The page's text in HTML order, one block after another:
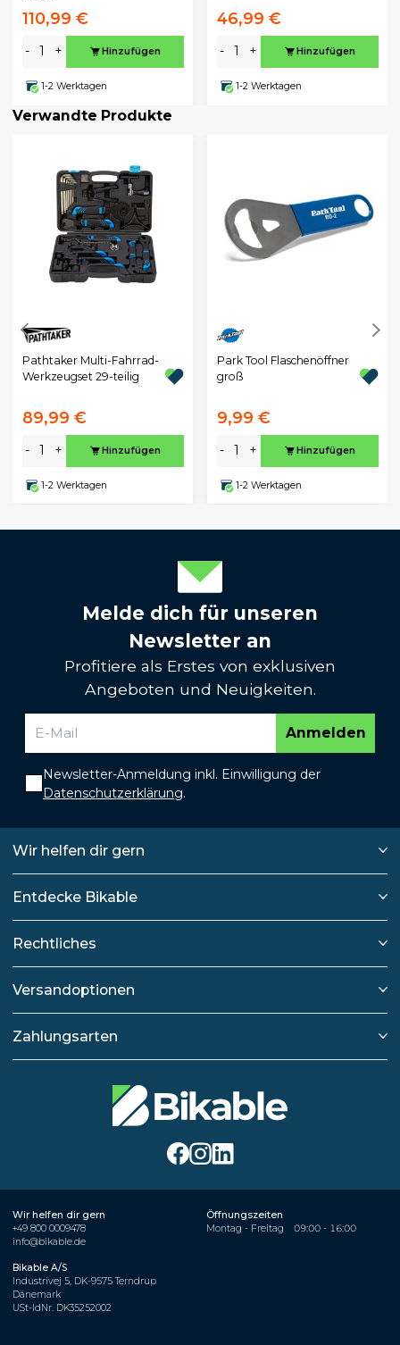
110,99 €
- + Hinzufügen
1-2 Werktagen
46,99 €
- + Hinzufügen
1-2 Werktagen
Verwandte Produkte
Pathtaker Multi-Fahrrad-
Werkzeugset 29-teilig
89,99 €
- + Hinzufügen
1-2 Werktagen
Park Tool Flaschenöffner
groß
9,99 €
- + Hinzufügen
1-2 Werktagen
Melde dich für unseren
Newsletter an
Profitiere als Erstes von exklusiven
Angeboten und Neuigkeiten.
Anmelden
Newsletter-Anmeldung inkl. Einwilligung der
Datenschutzerklärung.
Wir helfen dir gern
Entdecke Bikable
Rechtliches
Versandoptionen
Zahlungsarten
Wir helfen dir gern
+49 800 0009478
info@bikable.de
Öffnungszeiten
Montag - Freitag
09:00 - 16:00
Bikable A/S
Industrivej 5, DK-9575 Terndrup
Dänemark
USt-IdNr. DK35252002